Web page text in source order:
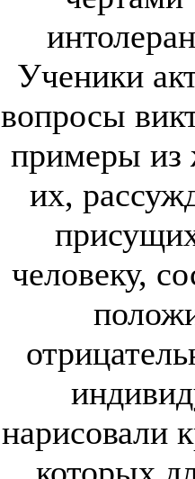
Ученики
вопросы
примеры из
их,
человеку,
нарисовали